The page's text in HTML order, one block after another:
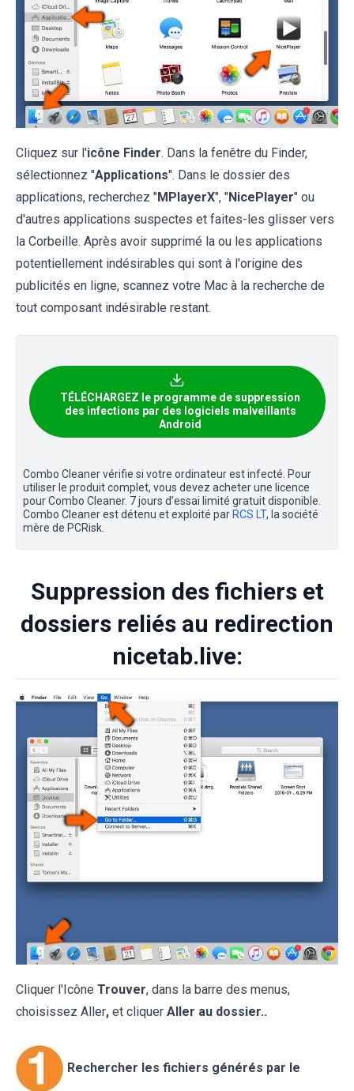
Cliquez sur l'icône Finder. Dans la fenêtre du Finder,
sélectionnez "Applications". Dans le dossier des
applications, recherchez "MPlayerX", "NicePlayer" ou
d'autres applications suspectes et faites-les glisser vers
la Corbeille. Après avoir supprimé la ou les applications
potentiellement indésirables qui sont à l'origine des
publicités en ligne, scannez votre Mac à la recherche de
tout composant indésirable restant.
TÉLÉCHARGEZ le programme de suppression
des infections par des logiciels malveillants
Android
Combo Cleaner vérifie si votre ordinateur est infecté. Pour
utiliser le produit complet, vous devez acheter une licence
pour Combo Cleaner. 7 jours d’essai limité gratuit disponible.
Combo Cleaner est détenu et exploité par RCS LT, la société
mère de PCRisk.
Suppression des fichiers et
dossiers reliés au redirection
nicetab.live:
Cliquer l'Icône Trouver, dans la barre des menus,
choisissez Aller, et cliquer Aller au dossier..
Rechercher les fichiers générés par le